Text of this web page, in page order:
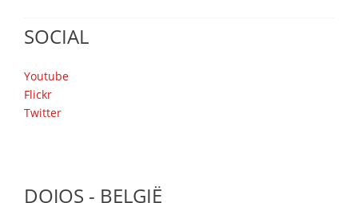
SOCIAL
Youtube
Flickr
Twitter
DOJOS - BELGIË